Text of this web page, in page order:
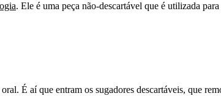
. Ele é uma peça não-descartável que é utilizada
É aí que entram os sugadores descartáveis, que